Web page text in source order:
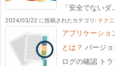
「安全でないダ
2024/03/22 に投稿されたカテゴリ: テク
アプリケーショ
とは？ バージ
ログの確認 ト